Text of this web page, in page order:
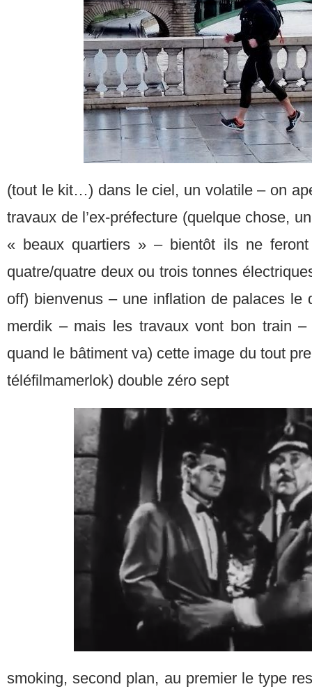
(tout le kit…) dans le ciel, un volatile – on
travaux de l’ex-préfecture (quelque chose,
« beaux quartiers » – bientôt ils ne feront
quatre/quatre deux ou trois tonnes
off) bienvenus – une inflation de palaces le
merdik – mais les travaux vont bon train –
quand le bâtiment va) cette image du tout
téléfilmamerlok) double zéro sept
smoking, second plan, au premier le type